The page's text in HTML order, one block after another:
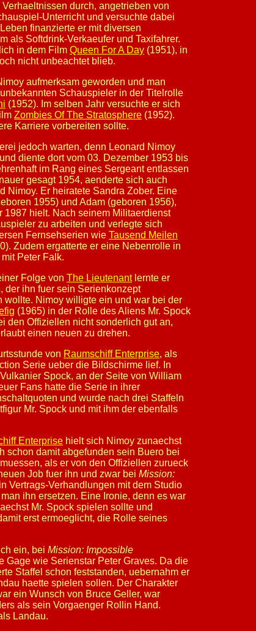
durch, angetrieben von
Unterricht und versuchte dabei
finanzierte er mit diversen
als Softdrink-Verkaeufer und Taxifahrer.
in dem Film Queen For A Day (1951), in
nicht unbeachtet blieb.
aufmerksam geworden und man
Schauspieler in der Titelrolle
(1952). Im selben Jahr versuchte er sich
Zombies Of The Stratosphere (1952).
Karriere vorbereiten sollte.
jedoch warten, denn Leonard Nimoy
diente dort vom 03. Dezember 1953 bis
im Rang eines Sergeant entlassen
gesagt 1954, aenderte sich auch
Nimoy. Er heiratete Sandra Zober. Eine
1955) und Adam (geboren 1956),
1987 hielt. Nach seinem Militaerdienst
zu arbeiten und verlegte sich
Fernsehserien wie Tausend Meilen
Zudem ergatterte er eine Nebenrolle in
Peter Falk.
Folge von The Lieutenantlernte er
der ihn fuer sein Serienkonzept
wollte. Nimoy willigte ein und war bei der
(1965) in der Rolle des Aliens Mr. Spock
den Offiziellen nicht sonderlich gut an,
einen neuen zu drehen.
von Raumschiff Enterprise, als
Serie ueber die Bildschirme lief. In
Spock, an der Seite von William
Fans hatte die Serie in ihrer
und wurde nach drei Staffeln
Mr. Spock und mit ihm der ebenfalls
Enterprise hielt sich Nimoy zunaechst
schon damit abgefunden sein Buero bei
als er von den Offiziellen zurueck
Job fuer ihn und zwar bei Mission:
Vertrags-Verhandlungen mit dem Studio
ihn ersetzen. Eine Ironie, denn es war
Mr. Spock spielen sollte und
erst ermoeglicht, die Rolle seines
ein, bei Mission: Impossible
Gage wie Serienstar Peter Graves. Da die
Staffel schon feststanden, uebernahm er
haette spielen sollen. Der Charakter
ein Wunsch von Bruce Geller, war
als sein Vorgaenger Rollin Hand.
Landau.